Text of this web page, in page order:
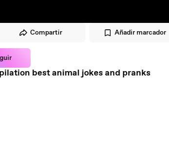
Compartir Añadir marcador
Funny animals troll compilation best animal jokes and pranks